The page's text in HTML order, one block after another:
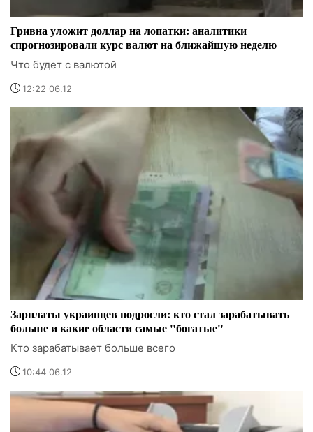
Гривна уложит доллар на лопатки: аналитики
спрогнозировали курс валют на ближайшую неделю
Что будет с валютой
12:22 06.12
Зарплаты украинцев подросли: кто стал зарабатывать
больше и какие области самые "богатые"
Кто зарабатывает больше всего
10:44 06.12